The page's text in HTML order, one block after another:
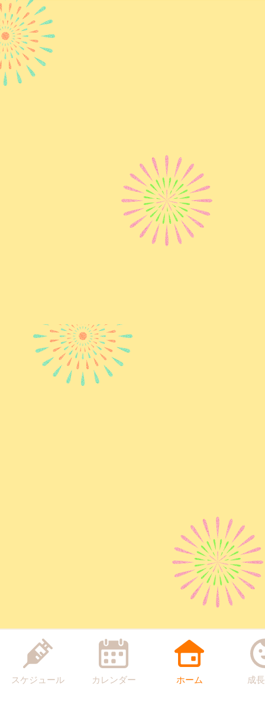
スケジュール カレンダー ホーム 成